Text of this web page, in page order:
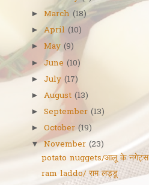
►March (18)
►April (10)
►May (9)
► June (10)
►July (17)
► August (13)
►September (13)
►October (19)
▼ November (23)
potato nuggets/आलू के नगेट्स
ram laddo/ राम लड्डू